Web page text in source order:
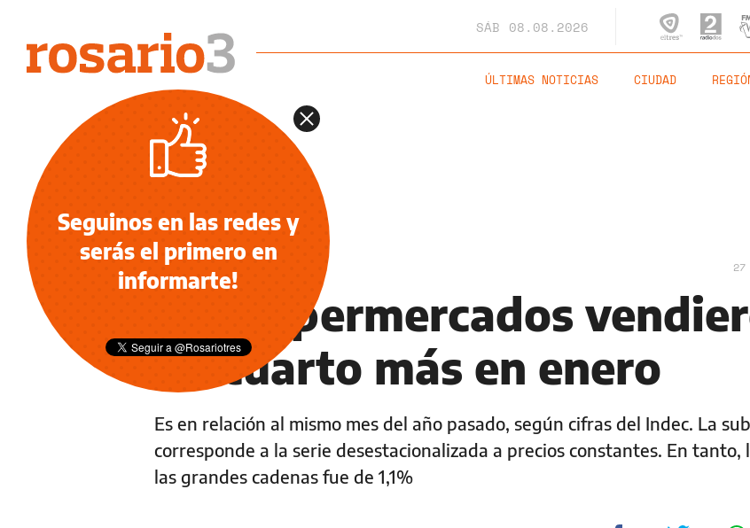
SÁB 08.08.2026
ÚLTIMAS NOTICIAS CIUDAD
NOTICIAS 27
Los supermercados
un cuarto más en enero
Es en relación al mismo mes del año pasado, según cifras del Indec. La
corresponde a la serie desestacionalizada a precios constantes. En tanto,
las grandes cadenas fue de 1,1%
Seguinos en las redes y
serás el primero en
informarte!